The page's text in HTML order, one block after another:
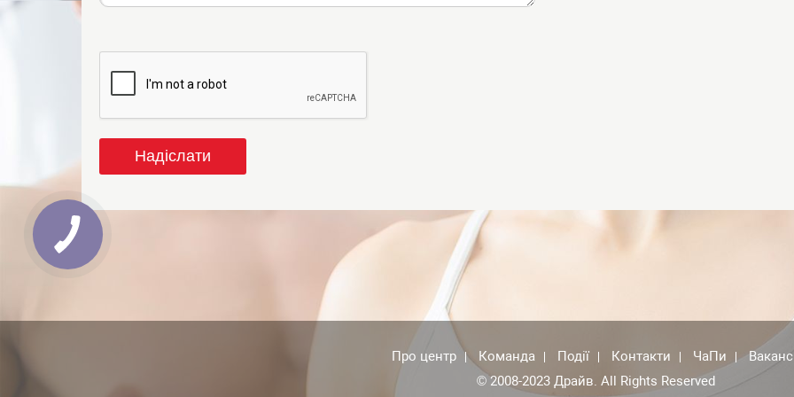
Про центр Команда Події Контакти ЧаПи
© 2008-2023 Драйв. All Rights Reserved